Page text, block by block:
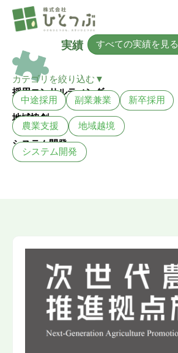
実績 すべての実績を見る
カテゴリを絞り込む▼
採用コンサルティング
中途採用 副業兼業 新卒採用
地域協創
農業支援 地域越境
システム開発
システム開発